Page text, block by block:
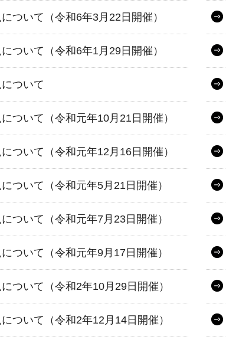
ついて（令和6年3月22日開催）
ついて（令和6年1月29日開催）
ついて
ついて（令和元年10月21日開催）
ついて（令和元年12月16日開催）
ついて（令和元年5月21日開催）
ついて（令和元年7月23日開催）
ついて（令和元年9月17日開催）
ついて（令和2年10月29日開催）
ついて（令和2年12月14日開催）